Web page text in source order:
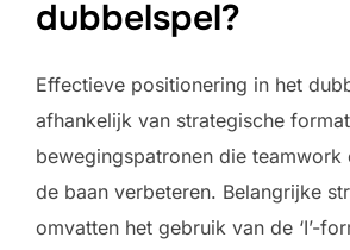
dubbelspel?
Effectieve positionering in het
afhankelijk van strategische
bewegingspatronen die teamwork
de baan verbeteren. Belangrijke
omvatten het gebruik van de ‘I’-